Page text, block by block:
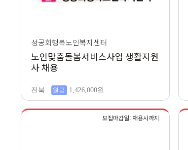
성공회행복노인복지센터
노인맞춤돌봄서비스사업 생활지원
사 채용
전북 · 월급 1,426,000원
모집마감일: 채용시까지